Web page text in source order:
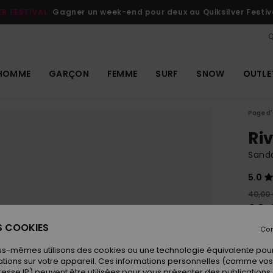
FESTIVAL Gagner un week-end pour deux au Quiksilver
GARÇON FEMME SURF SNOW
Page
5.0
40,00
COOKIES
mêmes utilisons des cookies ou une technologie équivalente
sur votre appareil. Ces informations personnelles (comme